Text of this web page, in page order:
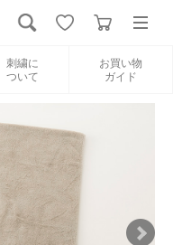
刺繍に
ついて
お買い物
ガイド
新規会員登録